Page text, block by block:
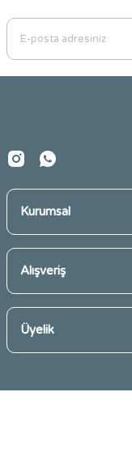
Ürün resmi
Ürün
Ürün bilgilerinde
Kurumsal
Alışveriş
Üyelik